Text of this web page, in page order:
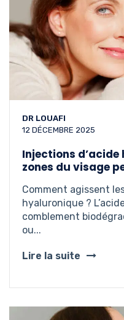
DR LOUAFI
12 DÉCEMBRE 2025
Injections
zones du visage
Comment agissent
hyaluronique ?
comblement
ou...
Lire la suite